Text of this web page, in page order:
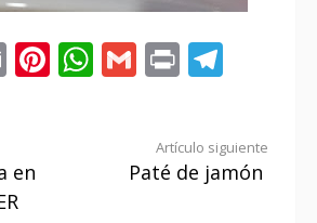
EmailPinterest
WhatsApp
Gmail
Print
en
Artículo siguiente
Paté de jamón